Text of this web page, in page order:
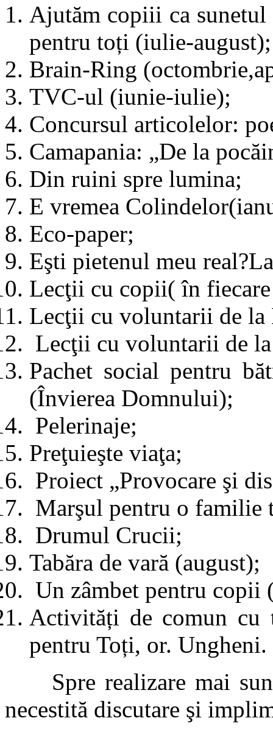
Ajutăm copiii ca
pentru toți (iulie-august);
Brain-Ring
TVC-ul (iunie-iulie);
Concursul articolelor:
Camapania: „De la
Din ruini spre lumina;
E vremea
Eco-paper;
Eşti pietenul meu
Lecţii cu copii( în
Lecţii cu voluntarii de la
Lecţii cu voluntarii de
Pachet social pentru
(Învierea Domnului);
Pelerinaje;
Preţuieşte viaţa;
Proiect „Provocare şi
Marşul pentru o
Drumul Crucii;
Tabăra de vară (august);
Un zâmbet pentru copii
Activități de comun cu
pentru Toți, or. Ungheni.
Spre realizare mai
necestită discutare şi